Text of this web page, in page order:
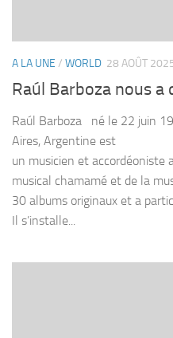
A LA UNE / WORLD 28 AOÛT
Raúl Barboza nous a
Raúl Barboza né le 22 juin
Aires, Argentine est
un musicien et accordéoniste
musical chamamé et de la
30 albums originaux et a
Il s’installe...